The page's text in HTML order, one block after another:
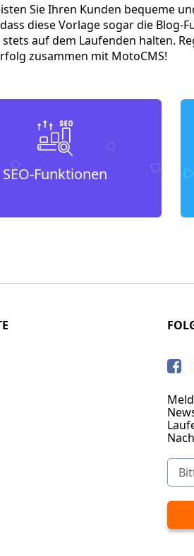
Sie Ihren Kunden bequeme
diese Vorlage sogar die Blog-
auf dem Laufenden halten.
zusammen mit MotoCMS!
SEO-Funktionen